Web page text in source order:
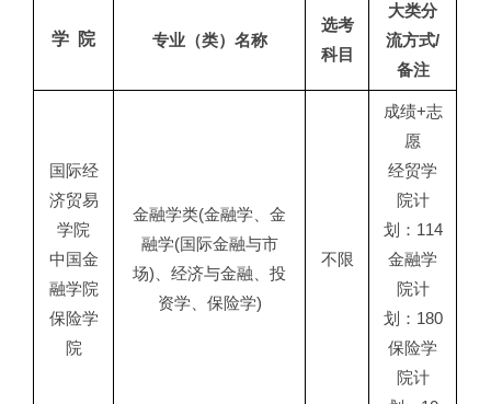
学 院 专业（类）名称
选考
科目
大类分
流方式/
备注
国际经
济贸易
学院
中国金
融学院
保险学
院
金融学类(金融学、金
融学(国际金融与市
场)、经济与金融、投
资学、保险学)
不限
成绩+志
愿
经贸学
院计
划：114
金融学
院计
划：180
保险学
院计